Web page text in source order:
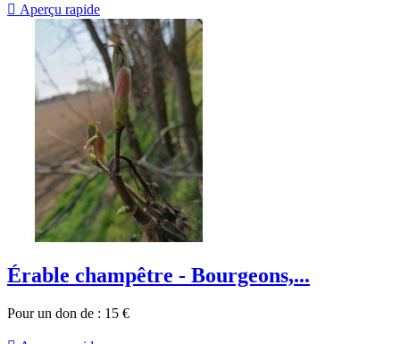
 Aperçu rapide
Érable champêtre - Bourgeons,...
Pour un don de : 15 €